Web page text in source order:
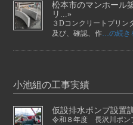
松本市のマンホール
リ...»
３Dコンクリートプリン
及び、確認、作…の続き
小池組の工事実績
仮設排水ポンプ設置
令和８年度 長沢川ポン